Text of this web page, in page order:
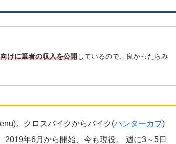
けに筆者の収入を公開しているので、良かったらみ
。クロスバイクからバイク(ハンターカブ)
2019年6月から開始、今も現役。 週に3～5日